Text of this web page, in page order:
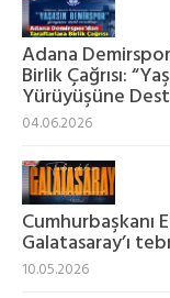
Adana
Birlik Çağrısı:
Yürüyüşüne
04.06.2026
Cumhurbaşkanı
Galatasaray’ı
10.05.2026